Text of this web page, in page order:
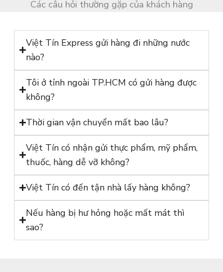
Các câu hỏi thường gặp của khách hàng
Việt Tín Express gửi hàng đi những nước
nào?
Tôi ở tỉnh ngoài TP.HCM có gửi hàng được
không?
Thời gian vận chuyển mất bao lâu?
Việt Tín có nhận gửi thực phẩm, mỹ phẩm,
thuốc, hàng dễ vỡ không?
Việt Tín có đến tận nhà lấy hàng không?
Nếu hàng bị hư hỏng hoặc mất mát thì
sao?